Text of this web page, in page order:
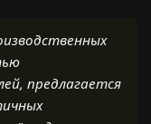
предлагается